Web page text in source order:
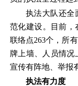
执法大队还全
范化建设。目前，
联络点263个，所
牌上墙、人员情况
宣传有阵地、举报
执法有力度